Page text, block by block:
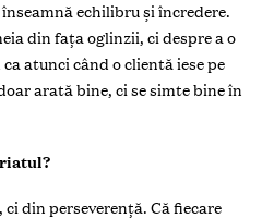
echilibru și încredere.
din fața oglinzii, ci despre a o
atunci când o clientă iese pe
arată bine, ci se simte bine în
din perseverență. Că fiecare